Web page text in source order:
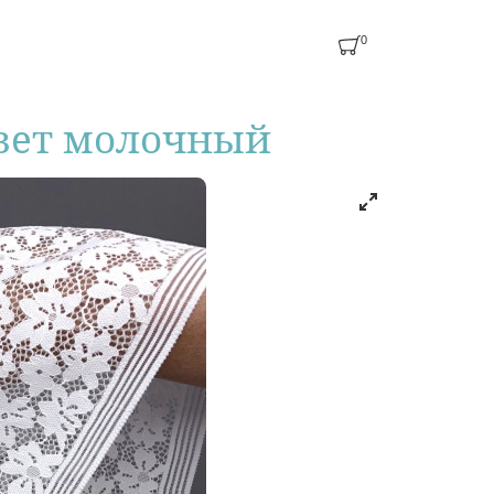
0
молочный